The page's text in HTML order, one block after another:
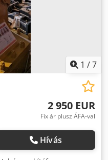
1 /7
2 950 EUR
Fix ár plusz ÁFA-val
Hívás